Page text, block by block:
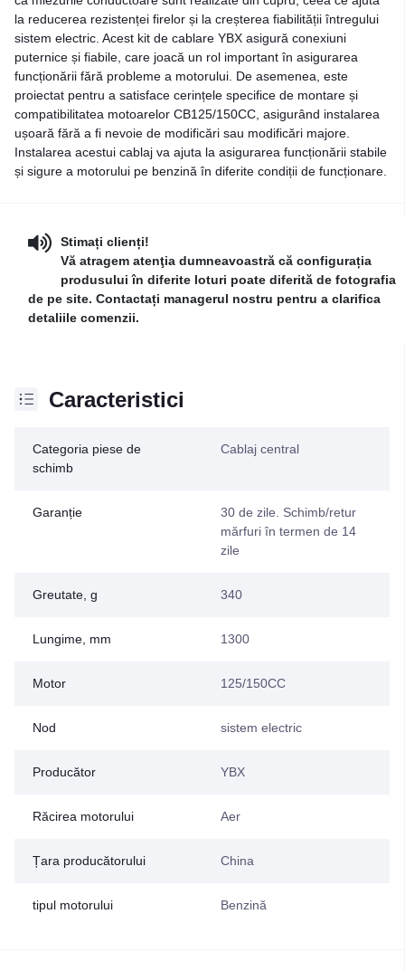
la reducerea rezistenței firelor și la creșterea fiabilității întregului
sistem electric. Acest kit de cablare YBX asigură conexiuni
puternice și fiabile, care joacă un rol important în asigurarea
funcționării fără probleme a motorului. De asemenea, este
proiectat pentru a satisface cerințele specifice de montare și
compatibilitatea motoarelor CB125/150CC, asigurând instalarea
ușoară fără a fi nevoie de modificări sau modificări majore.
Instalarea acestui cablaj va ajuta la asigurarea funcționării stabile
și sigure a motorului pe benzină în diferite condiții de funcționare.
Stimați clienți!
Vă atragem atenţia dumneavoastră că configurația
produsului în diferite loturi poate diferită de fotografia
de pe site. Contactați managerul nostru pentru a clarifica
detaliile comenzii.
Caracteristici
Categoria piese de
schimb
Cablaj central
Garanție
30 de zile. Schimb/retur
mărfuri în termen de 14
zile
Greutate, g 340
Lungime, mm 1300
Motor 125/150CC
Nod sistem electric
Producător YBX
Răcirea motorului Aer
Țara producătorului China
tipul motorului Benzină